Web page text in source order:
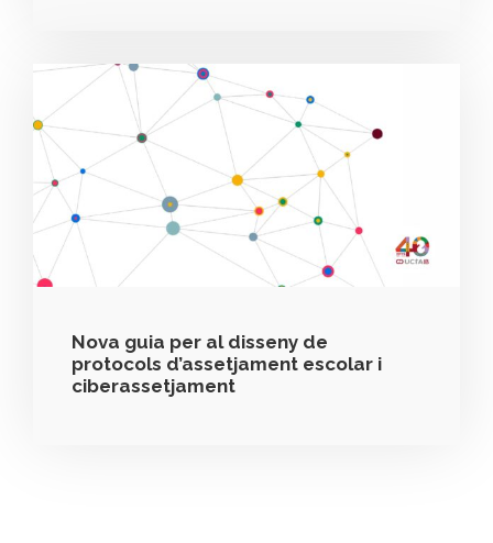
Nova guia per al disseny de
protocols d’assetjament escolar i
ciberassetjament